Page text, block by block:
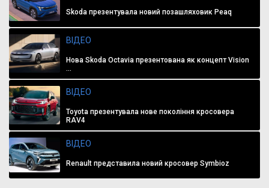
Skoda презентувала новий позашляховик Peaq
ВІДЕО
Нова Skoda Octavia презентована як концепт Vision
...
ВІДЕО
Toyota презентувала нове покоління кросовера
RAV4
ВІДЕО
Renault представила новий кросовер Symbioz